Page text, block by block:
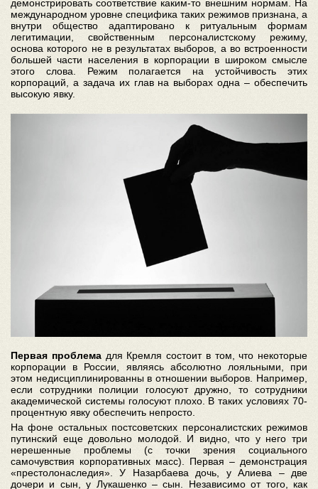
демонстрировать соответствие каким-то внешним нормам. На
международном уровне специфика таких режимов признана, а
внутри общество адаптировано к ритуальным формам
легитимации, свойственным персоналистскому режиму,
основа которого не в результатах выборов, а во встроенности
большей части населения в корпорации в широком смысле
этого слова. Режим полагается на устойчивость этих
корпораций, а задача их глав на выборах одна – обеспечить
высокую явку.
Первая проблемадля Кремля состоит в том, что некоторые
корпорации в России, являясь абсолютно лояльными, при
этом недисциплинированны в отношении выборов. Например,
если сотрудники полиции голосуют дружно, то сотрудники
академической системы голосуют плохо. В таких условиях 70-
процентную явку обеспечить непросто.
На фоне остальных постсоветских персоналистских режимов
путинский еще довольно молодой. И видно, что у него три
нерешенные проблемы (с точки зрения социального
самочувствия корпоративных масс). Первая – демонстрация
«престолонаследия». У Назарбаева дочь, у Алиева – две
дочери и сын, у Лукашенко – сын. Независимо от того, как